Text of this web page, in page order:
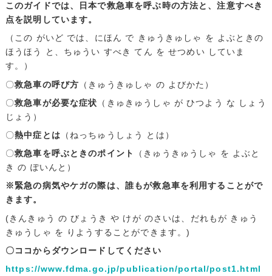
このガイドでは、日本で救急車を呼ぶ時の方法と、注意すべき
点を説明しています。
（この がいど では、にほん で きゅうきゅしゃ を よぶときの
ほうほう と、ちゅうい すべき てん を せつめい していま
す。）
〇救急車の呼び方 （きゅうきゅしゃ の よびかた）
〇救急車が必要な症状 （きゅきゅうしゃ が ひつよう な しょう
じょう）
〇熱中症とは （ねっちゅうしょう とは）
〇救急車を呼ぶときのポイント
（きゅうきゅうしゃ を よぶと
き の ぽいんと）
※緊急の病気やケガの際は、誰もが救急車を利用することがで
きます。
(きんきゅう の びょうき や けが のさいは、だれもが きゅう
きゅうしゃ を りようすることができます。)
〇ココからダウンロードしてください
https://www.fdma.go.jp/publication/portal/post1.html